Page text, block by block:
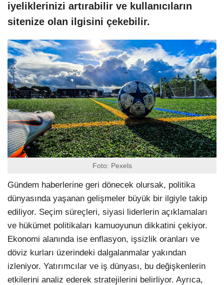
iyeliklerinizi artırabilir ve kullanıcıların
sitenize olan ilgisini çekebilir.
Foto: Pexels
Gündem haberlerine geri dönecek olursak, politika
dünyasında yaşanan gelişmeler büyük bir ilgiyle takip
ediliyor. Seçim süreçleri, siyasi liderlerin açıklamaları
ve hükümet politikaları kamuoyunun dikkatini çekiyor.
Ekonomi alanında ise enflasyon, işsizlik oranları ve
döviz kurları üzerindeki dalgalanmalar yakından
izleniyor. Yatırımcılar ve iş dünyası, bu değişkenlerin
etkilerini analiz ederek stratejilerini belirliyor. Ayrıca,